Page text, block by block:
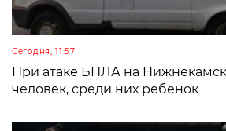
Сегодня, 11:57
При атаке БПЛА на Нижнекамск
человек, среди них ребенок